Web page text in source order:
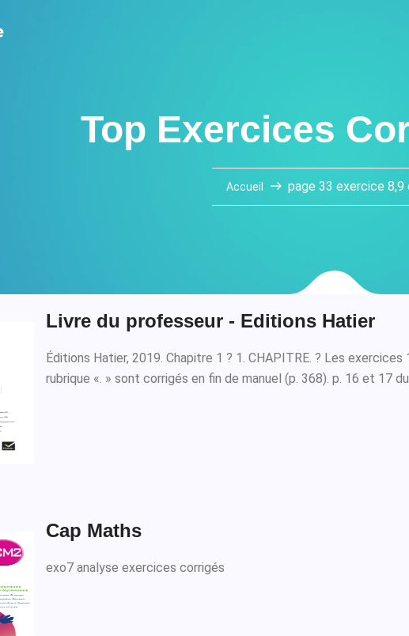
Top Exercices
Accueil page 33 exercice 8,9
Livre du professeur - Editions Hatier
Éditions Hatier, 2019. Chapitre 1 ? 1. CHAPITRE. ? Les exercices
rubrique «. » sont corrigés en fin de manuel (p. 368). p. 16 et 17
Cap Maths
exo7 analyse exercices corrigés